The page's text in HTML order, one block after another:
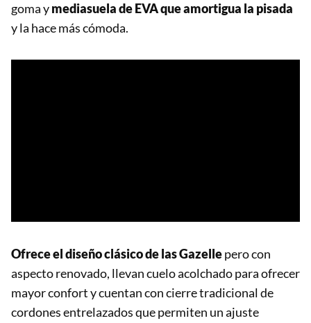
goma ymediasuela de EVA que amortigua la pisada
y la hace más cómoda.
Ofrece el diseño clásico de las Gazellepero con
aspecto renovado, llevan cuelo acolchado para ofrecer
mayor confort y cuentan con cierre tradicional de
cordones entrelazados que permiten un ajuste